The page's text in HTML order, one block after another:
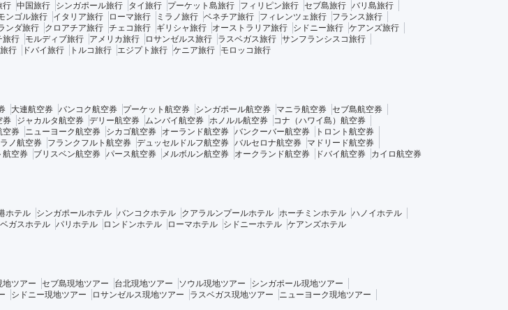
行 中国旅行 シンガポール旅行 タイ旅行 プーケット島旅行 フィリピン旅行 セブ島旅行 バリ島旅行
ンゴル旅行 イタリア旅行 ローマ旅行 ミラノ旅行 ベネチア旅行 フィレンツェ旅行
フランス旅行
ンダ旅行 クロアチア旅行 チェコ旅行 ギリシャ旅行 オーストラリア旅行 シドニー旅行 ケアンズ旅行
旅行 モルディブ旅行 アメリカ旅行 ロサンゼルス旅行 ラスベガス旅行 サンフランシスコ旅行
行 ドバイ旅行 トルコ旅行 エジプト旅行 ケニア旅行 モロッコ旅行
大連航空券 バンコク航空券 プーケット航空券 シンガポール航空券 マニラ航空券 セブ島航空券
券 ジャカルタ航空券 デリー航空券 ムンバイ航空券 ホノルル航空券
コナ（ハワイ島）航空券
空券 ニューヨーク航空券 シカゴ航空券 オーランド航空券 バンクーバー航空券
トロント航空券
ラノ航空券 フランクフルト航空券 デュッセルドルフ航空券 バルセロナ航空券
マドリード航空券
航空券 ブリスベン航空券 パース航空券 メルボルン航空券 オークランド航空券 ドバイ航空券 カイロ航空券
ホテル シンガポールホテル バンコクホテル クアラルンプールホテル ホーチミンホテル ハノイホテル
ガスホテル パリホテル ロンドンホテル ローマホテル シドニーホテル ケアンズホテル
地ツアー セブ島現地ツアー 台北現地ツアー ソウル現地ツアー
シンガポール現地ツアー
シドニー現地ツアー ロサンゼルス現地ツアー ラスベガス現地ツアー
ニューヨーク現地ツアー